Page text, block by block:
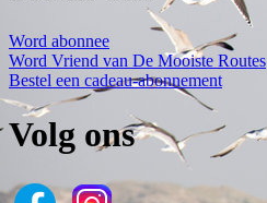
Word abonnee
Word Vriend van De Mooiste Routes
Bestel een cadeau-abonnement
Volg ons